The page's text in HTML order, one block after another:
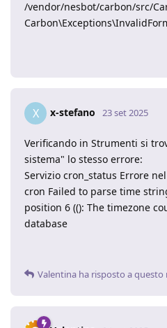
/vendor/nesbot/carbon/src/
X x-stefano 23 set 2025
Verificando in Strumenti si
sistema" lo stesso errore:
Servizio cron_status Errore
cron Failed to parse time
position 6 ((): The timezone
database
Valentina ha risposto a questo